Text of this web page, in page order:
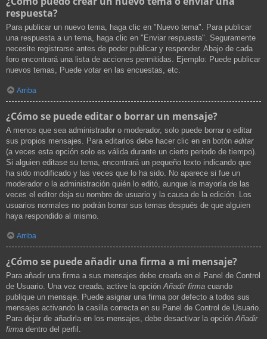
respuesta?
Para publicar un nuevo tema, haga clic en "Nuevo tema". Para publicar
una respuesta a un tema, haga clic en "Enviar respuesta". Seguramente
necesite registrarse antes de poder publicar y responder. Abajo de cada
foro encontrará una lista de acciones permitidas. Ejemplo: Puede publicar
nuevos temas, Puede votar en las encuestas, etc.
Arriba
¿Cómo se puede editar o borrar un mensaje?
A menos que sea administrador o moderador, solo puede borrar o editar
sus propios mensajes. Para editarlos debe hacer clic en en botón editar
(a veces esta opción solo es válida durante un cierto periodo de tiempo).
Si alguien editase su tema, encontrará un pequeño texto indicando que
ha sido modificado y las veces que lo ha sido. No aparece si fue un
moderador o la administración quién lo editó, aunque la mayoría de las
veces el editor deja su nombre de usuario y la causa de la edición. Los
usuarios normales no podrán borrar sus temas después de que alguien
haya respondido al mismo.
Arriba
¿Cómo se puede añadir una firma a mi mensaje?
Para añadir una firma a sus mensajes debe crearla en el Panel de Control
de Usuario. Una vez creada, active la opciónAñadir firma cuando
publique un mensaje. Puede asignar una firma por defecto a todos sus
mensajes activando la casilla correcta en su Panel de Control de Usuario.
Para dejar de añadirla en los mensajes, debe desactivar la opciónAñadir
firma dentro del perfil.